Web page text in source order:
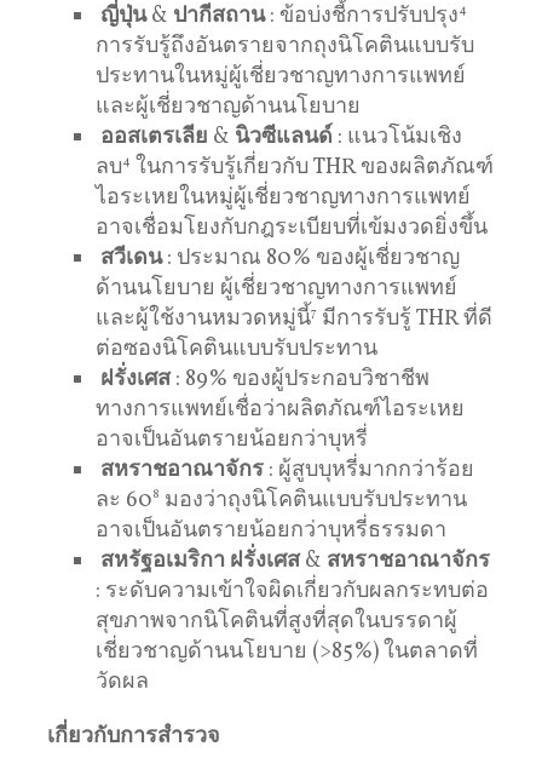
ญี่ปุ่น& ปากีสถาน: ข้อบ่งชี้การปรับปรุง4
การรับรู้ถึงอันตรายจากถุงนิโคตินแบบรับ
ประทานในหมู่ผู้เชี่ยวชาญทางการแพทย์
และผู้เชี่ยวชาญด้านนโยบาย
ออสเตรเลีย & นิวซีแลนด์ : แนวโน้มเชิง
ลบ4 ในการรับรู้เกี่ยวกับ THR ของผลิตภัณฑ์
ไอระเหยในหมู่ผู้เชี่ยวชาญทางการแพทย์
อาจเชื่อมโยงกับกฎระเบียบที่เข้มงวดยิ่งขึ้น
สวีเดน: ประมาณ 80% ของผู้เชี่ยวชาญ
ด้านนโยบาย ผู้เชี่ยวชาญทางการแพทย์
และผู้ใช้งานหมวดหมู่นี้7 มีการรับรู้ THR ที่ดี
ต่อซองนิโคตินแบบรับประทาน
ฝรั่งเศส: 89% ของผู้ประกอบวิชาชีพ
ทางการแพทย์เชื่อว่าผลิตภัณฑ์ไอระเหย
อาจเป็นอันตรายน้อยกว่าบุหรี่
สหราชอาณาจักร : ผู้สูบบุหรี่มากกว่าร้อย
ละ 608 มองว่าถุงนิโคตินแบบรับประทาน
อาจเป็นอันตรายน้อยกว่าบุหรี่ธรรมดา
สหรัฐอเมริกา ฝรั่งเศส& สหราชอาณาจักร
: ระดับความเข้าใจผิดเกี่ยวกับผลกระทบต่อ
สุขภาพจากนิโคตินที่สูงที่สุดในบรรดาผู้
เชี่ยวชาญด้านนโยบาย (>85%) ในตลาดที่
วัดผล
เกี่ยวกับการสำรวจ